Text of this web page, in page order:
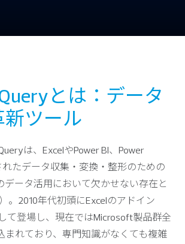
とは：データ
ツール
は、ExcelやPower BI、Power
たデータ収集・変換・整形のための
データ活用において欠かせない存在と
。2010年代初頭にExcelのアドイン
て登場し、現在ではMicrosoft製品群全
まれており、専門知識がなくても複雑